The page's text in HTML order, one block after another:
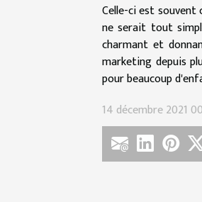
Celle-ci est souvent
ne serait tout
charmant et
marketing depuis
pour beaucoup
14 décembre 2021